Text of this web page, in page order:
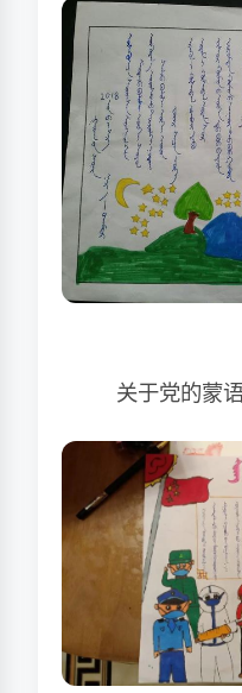
关于党的蒙